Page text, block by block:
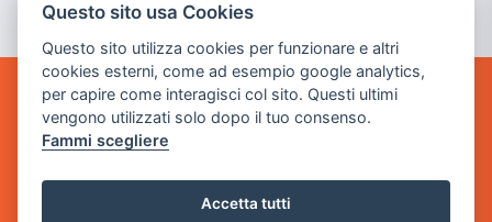
GAME WARP
BY POWER GAME SRL
Sede Legale
via Villaggio dei Platani, 3
Questo sito usa Cookies
Questo sito utilizza cookies per funzionare e altri
cookies esterni, come ad esempio google analytics,
per capire come interagisci col sito. Questi ultimi
vengono utilizzati solo dopo il tuo consenso.
Fammi scegliere
Accetta tutti